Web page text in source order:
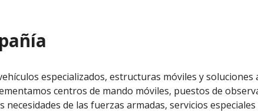
especializados, estructuras móviles y soluciones
centros de mando móviles, puestos de
de las fuerzas armadas, servicios